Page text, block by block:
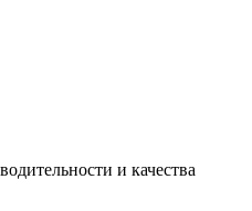
и качества